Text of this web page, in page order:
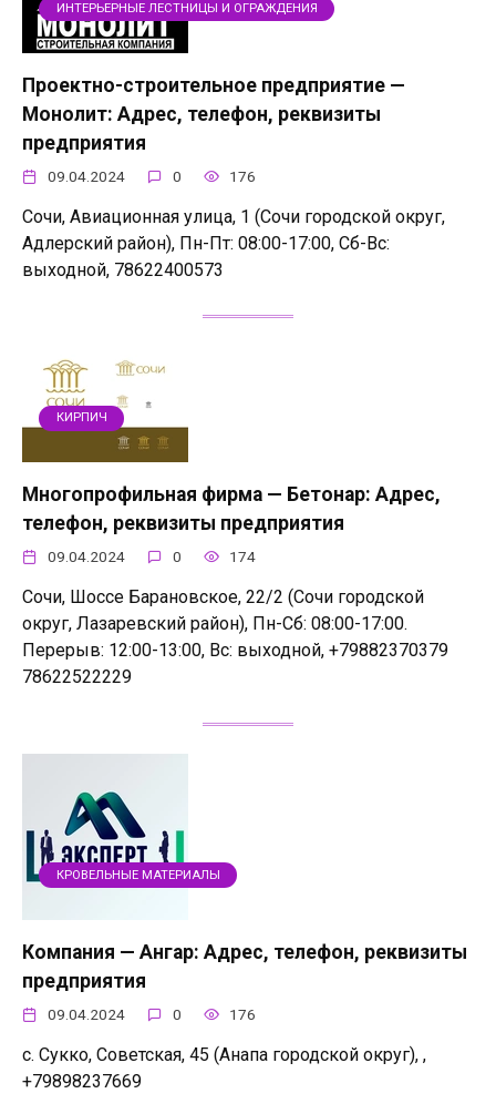
ИНТЕРЬЕРНЫЕ ЛЕСТНИЦЫ И ОГРАЖДЕНИЯ
Проектно-строительное предприятие —
Монолит: Адрес, телефон, реквизиты
предприятия
09.04.2024 0 176
Сочи, Авиационная улица, 1 (Сочи городской округ,
Адлерский район), Пн-Пт: 08:00-17:00, Сб-Вс:
выходной, 78622400573
КИРПИЧ
Многопрофильная фирма — Бетонар: Адрес,
телефон, реквизиты предприятия
09.04.2024 0 174
Сочи, Шоссе Барановское, 22/2 (Сочи городской
округ, Лазаревский район), Пн-Сб: 08:00-17:00.
Перерыв: 12:00-13:00, Вс: выходной, +79882370379
78622522229
КРОВЕЛЬНЫЕ МАТЕРИАЛЫ
Компания — Ангар: Адрес, телефон, реквизиты
предприятия
09.04.2024 0 176
с. Сукко, Советская, 45 (Анапа городской округ), ,
+79898237669